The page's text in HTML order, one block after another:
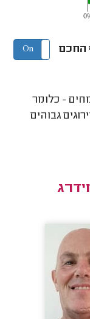
החכם On Off
- כלומר
גבוהים